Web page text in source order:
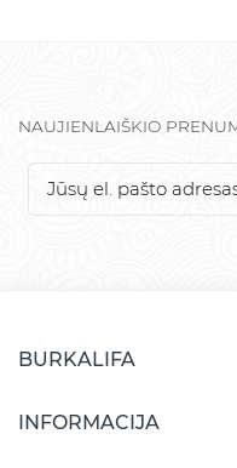
NAUJIENLAIŠKIO
BURKALIFA
INFORMACIJA